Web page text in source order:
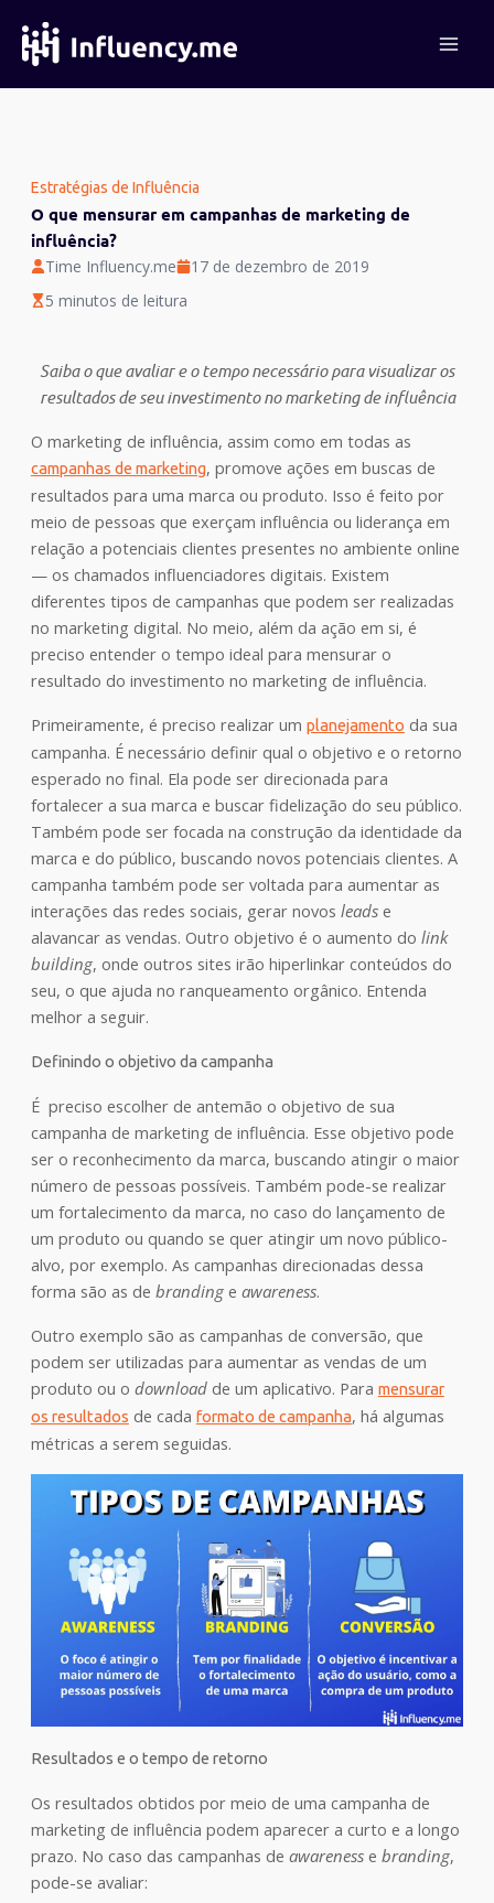
para
conteúdo
Estratégias de Influência
O que mensurar em campanhas de marketing de
influência?
Time Influency.me
17 de dezembro de 2019
5 minutos de leitura
Saiba o que avaliar e o tempo necessário para visualizar os
resultados de seu investimento no marketing de influência
O marketing de influência, assim como em todas as
campanhas de marketing, promove ações em buscas de
resultados para uma marca ou produto. Isso é feito por
meio de pessoas que exerçam influência ou liderança em
relação a potenciais clientes presentes no ambiente online
— os chamados influenciadores digitais. Existem
diferentes tipos de campanhas que podem ser realizadas
no marketing digital. No meio, além da ação em si, é
preciso entender o tempo ideal para mensurar o
resultado do investimento no marketing de influência.
Primeiramente, é preciso realizar um planejamento da sua
campanha. É necessário definir qual o objetivo e o retorno
esperado no final. Ela pode ser direcionada para
fortalecer a sua marca e buscar fidelização do seu público.
Também pode ser focada na construção da identidade da
marca e do público, buscando novos potenciais clientes. A
campanha também pode ser voltada para aumentar as
interações das redes sociais, gerar novos leadse
alavancar as vendas. Outro objetivo é o aumento do link
building, onde outros sites irão hiperlinkar conteúdos do
seu, o que ajuda no ranqueamento orgânico. Entenda
melhor a seguir.
Definindo o objetivo da campanha
É preciso escolher de antemão o objetivo de sua
campanha de marketing de influência. Esse objetivo pode
ser o reconhecimento da marca, buscando atingir o maior
número de pessoas possíveis. Também pode-se realizar
um fortalecimento da marca, no caso do lançamento de
um produto ou quando se quer atingir um novo público-
alvo, por exemplo. As campanhas direcionadas dessa
forma são as de brandinge awareness.
Outro exemplo são as campanhas de conversão, que
podem ser utilizadas para aumentar as vendas de um
produto ou o downloadde um aplicativo. Para mensurar
os resultados de cada formato de campanha, há algumas
métricas a serem seguidas.
Resultados e o tempo de retorno
Os resultados obtidos por meio de uma campanha de
marketing de influência podem aparecer a curto e a longo
prazo. No caso das campanhas de awarenesse branding,
pode-se avaliar: